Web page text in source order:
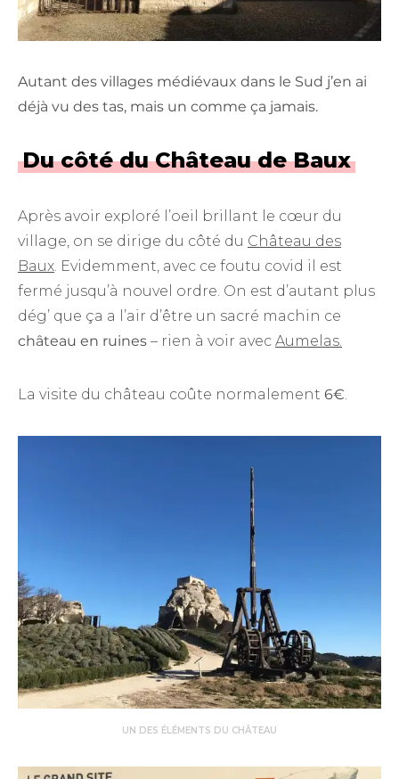
Autant des villages médiévaux dans le Sud j’en ai
déjà vu des tas, mais un comme ça jamais.
Du côté du Château de Baux
Après avoir exploré l’oeil brillant le cœur du
village, on se dirige du côté du Château des
Baux. Evidemment, avec ce foutu covid il est
fermé jusqu’à nouvel ordre. On est d’autant plus
dég’ que ça a l’air d’être un sacré machin ce
château en ruines – rien à voir avec Aumelas.
La visite du château coûte normalement 6€.
UN DES ÉLÉMENTS DU CHÂTEAU